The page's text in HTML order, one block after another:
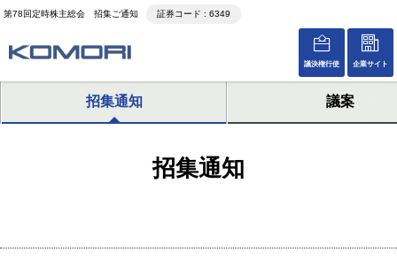
第78回定時株主総会 招集ご通知 証券コード : 6349
議決権行使 企業サイト
招集通知 議案
招集通知